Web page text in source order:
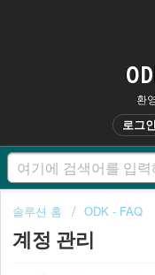
환
로그인
솔루션 홈 ODK - FAQ
계정 관리